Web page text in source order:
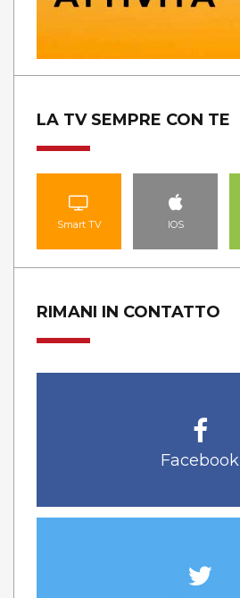
LA TV SEMPRE CON TE
Smart TV IOS
RIMANI IN CONTATTO
Facebook